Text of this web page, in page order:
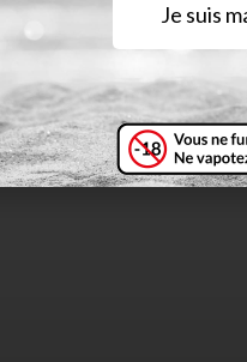
pas à son teint doré et
fruitée, cette pêche fait
Je suis